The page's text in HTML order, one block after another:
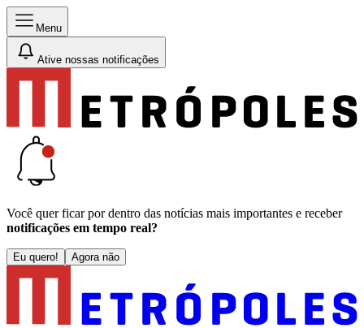
Menu
Ative nossas notificações
Você quer ficar por dentro das notícias mais importantes e receber
notificações em tempo real?
Eu quero! Agora não